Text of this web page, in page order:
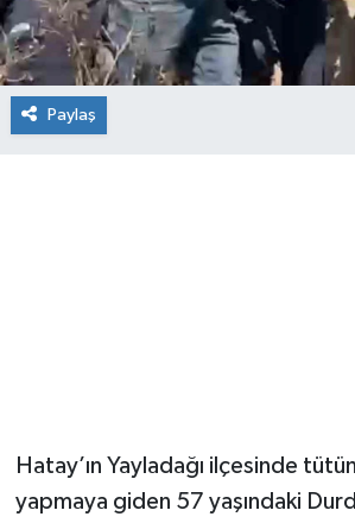
Paylaş
Hatay’ın Yayladağı ilçesinde
yapmaya giden 57 yaşındaki